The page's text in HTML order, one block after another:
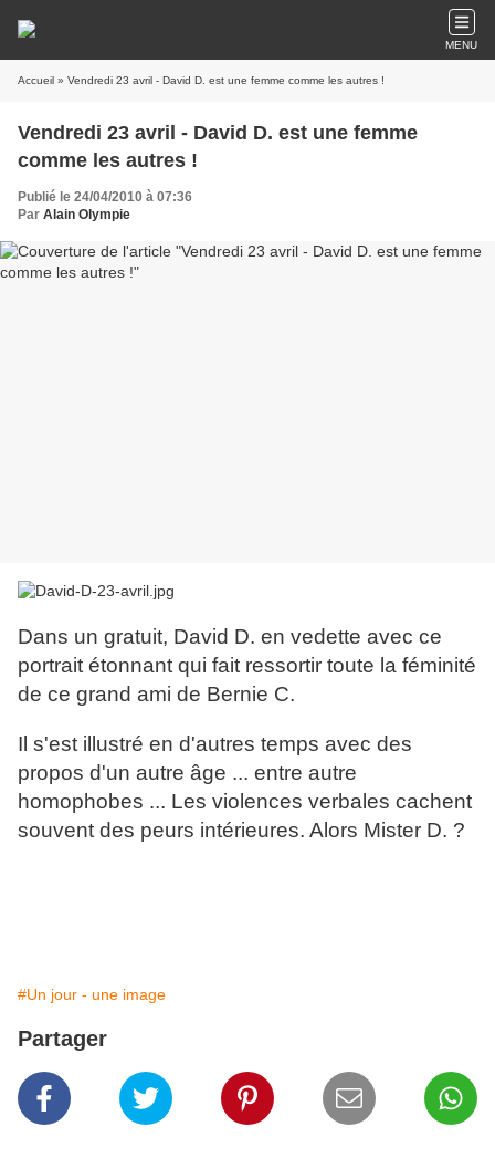
MENU
Accueil » Vendredi 23 avril - David D. est une femme comme les autres !
Vendredi 23 avril - David D. est une femme
comme les autres !
Publié le 24/04/2010 à 07:36
Par Alain Olympie
Dans un gratuit, David D. en vedette avec ce
portrait étonnant qui fait ressortir toute la féminité
de ce grand ami de Bernie C.
Il s'est illustré en d'autres temps avec des
propos d'un autre âge ... entre autre
homophobes ... Les violences verbales cachent
souvent des peurs intérieures. Alors Mister D. ?
#Un jour - une image
Partager